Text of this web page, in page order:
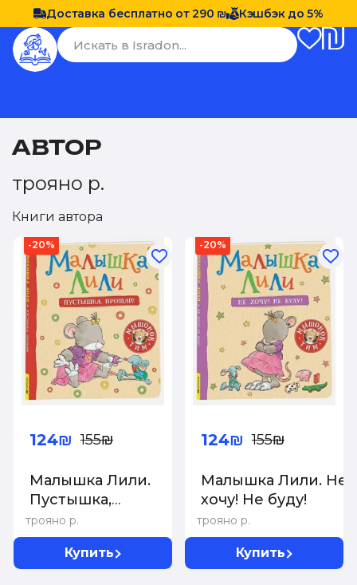
Доставка бесплатно от 290 ₪ Кэшбэк до 5%
АВТОР
трояно р.
Книги автора
-20%
трояно р.
Малышка Лили.
Пустышка,
прощай!
124₪ 155₪
Купить
-20%
трояно р.
Малышка Лили. Не
хочу! Не буду!
124₪ 155₪
Купить